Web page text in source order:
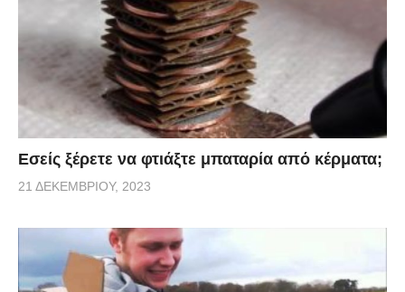
Εσείς ξέρετε να φτιάξτε μπαταρία από κέρματα;
21 ΔΕΚΕΜΒΡΊΟΥ, 2023